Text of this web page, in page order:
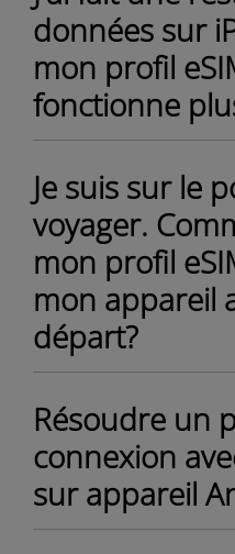
données sur
mon profil
fonctionne
Je suis sur le
voyager.
mon profil
mon appareil
départ?
Résoudre un
connexion
sur appareil